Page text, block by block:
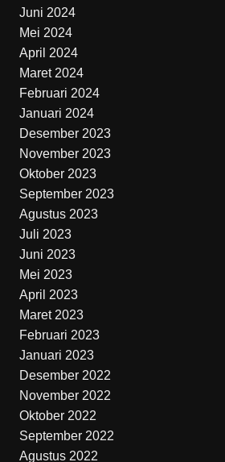
Juni 2024
Mei 2024
April 2024
Maret 2024
Februari 2024
Januari 2024
Desember 2023
November 2023
Oktober 2023
September 2023
Agustus 2023
Juli 2023
Juni 2023
Mei 2023
April 2023
Maret 2023
Februari 2023
Januari 2023
Desember 2022
November 2022
Oktober 2022
September 2022
Agustus 2022